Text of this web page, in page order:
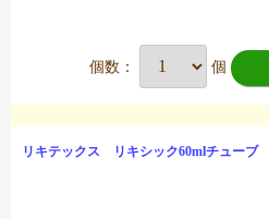
個数： 個
リキテックス リキシック60mlチューブ